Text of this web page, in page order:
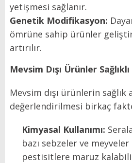
yetişmesi sağlanır.
Genetik Modifikasyon:
ömrüne sahip ürünler
artırılır.
Mevsim Dışı Ürünler Sağlıklı
Mevsim dışı ürünlerin sağlık
değerlendirilmesi birkaç
Kimyasal Kullanımı:
bazı sebzeler ve
pestisitlere maruz